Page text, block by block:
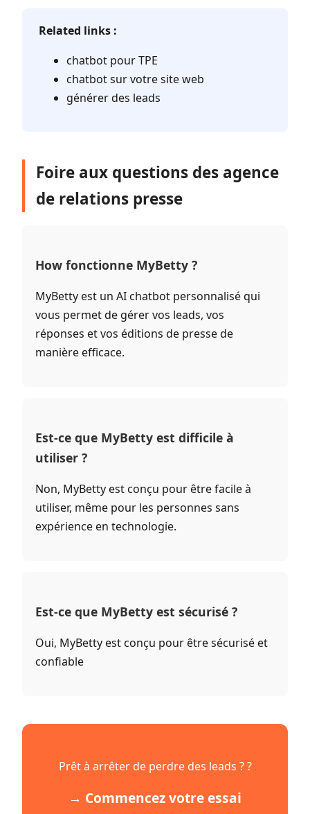
Related links :
chatbot pour TPE
chatbot sur votre site web
générer des leads
Foire aux questions des agence
de relations presse
How fonctionne MyBetty ?
MyBetty est un AI chatbot personnalisé qui
vous permet de gérer vos leads, vos
réponses et vos éditions de presse de
manière efficace.
Est-ce que MyBetty est difficile à
utiliser ?
Non, MyBetty est conçu pour être facile à
utiliser, même pour les personnes sans
expérience en technologie.
Est-ce que MyBetty est sécurisé ?
Oui, MyBetty est conçu pour être sécurisé et
confiable
Prêt à arrêter de perdre des leads ? ?
→ Commencez votre essai